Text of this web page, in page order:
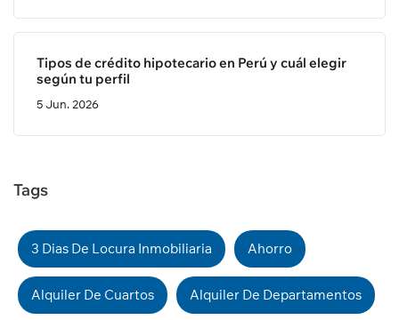
Tipos de crédito hipotecario en Perú y cuál elegir
según tu perfil
5 Jun. 2026
Tags
3 Dias De Locura Inmobiliaria Ahorro
Alquiler De Cuartos Alquiler De Departamentos